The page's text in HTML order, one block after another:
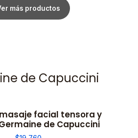
más productos
de Capuccini
facial tensora y
de Capuccini